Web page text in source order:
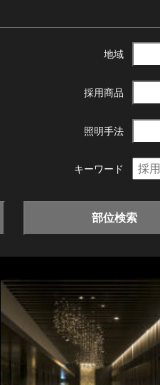
地域
採用商品
照明手法
キーワード
部位検索